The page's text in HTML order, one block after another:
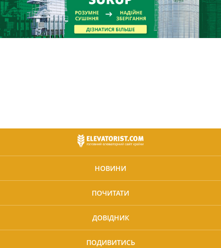
НОВИНИ
ПОЧИТАТИ
ДОВІДНИК
ПОДИВИТИСЬ